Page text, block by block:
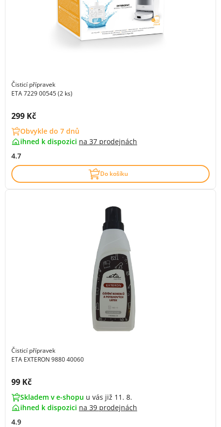
Čisticí přípravek
ETA 7229 00545 (2 ks)
Cena s DPH:
299 Kč
Obvykle do 7 dnů
ihned k dispozici na 37 prodejnách
4.7
Do košíku
Čisticí přípravek
ETA EXTERON 9880 40060
Cena s DPH:
99 Kč
Skladem v e-shopu u vás již 11. 8.
ihned k dispozici na 39 prodejnách
4.9